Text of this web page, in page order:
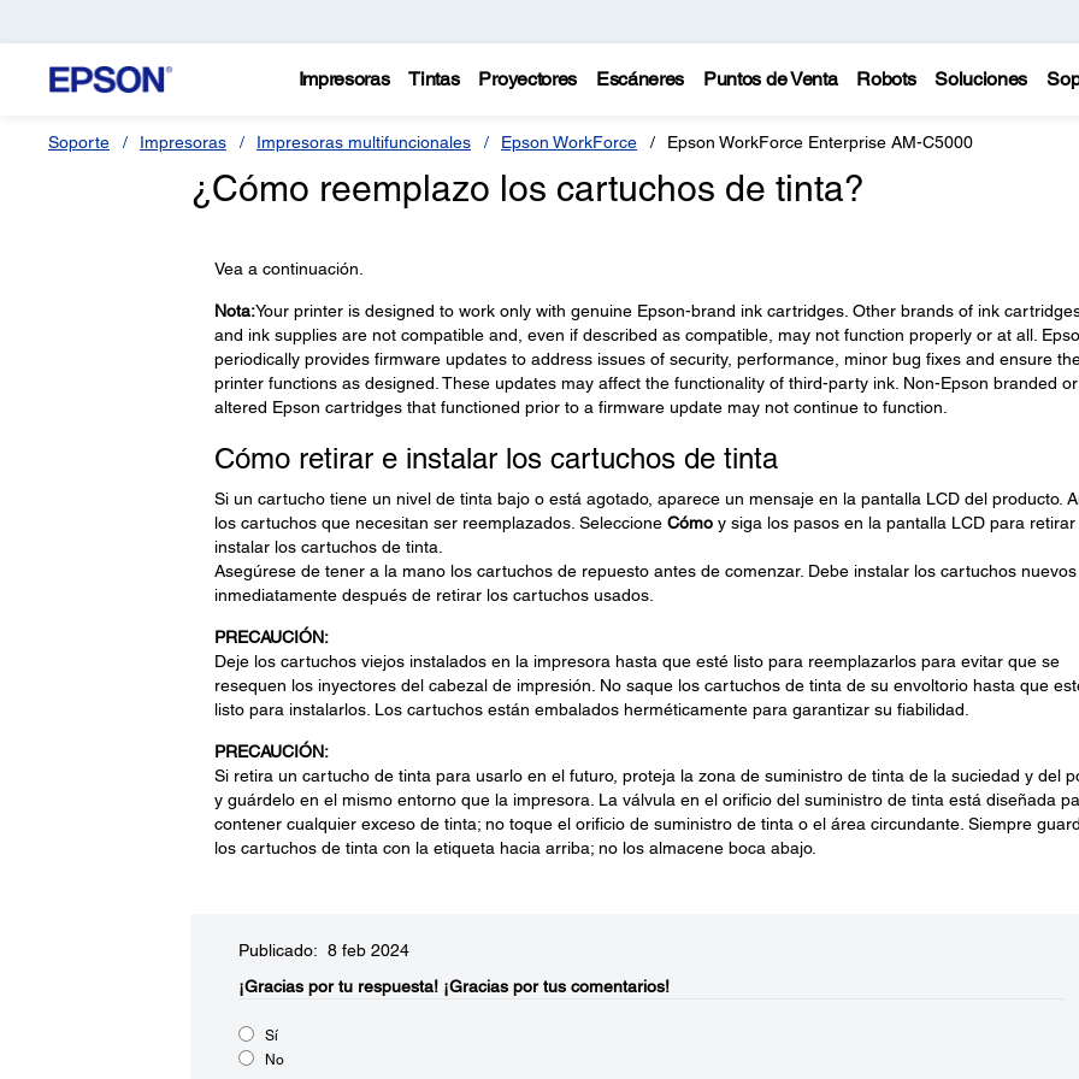
Impresoras Tintas Proyectores Escáneres Puntos de Venta Robots Soluciones
Soporte Impresoras Impresoras multifuncionales Epson WorkForce Epson WorkForce Enterprise AM-C5000
¿Cómo reemplazo los cartuchos de tinta?
Vea a continuación.
Nota:Your printer is designed to work only with genuine Epson-brand ink cartridges. Other brands of ink
and ink supplies are not compatible and, even if described as compatible, may not function properly or at all.
periodically provides firmware updates to address issues of security, performance, minor bug fixes and ensure
printer functions as designed. These updates may affect the functionality of third-party ink. Non-Epson branded or
altered Epson cartridges that functioned prior to a firmware update may not continue to function.
Cómo retirar e instalar los cartuchos de tinta
Si un cartucho tiene un nivel de tinta bajo o está agotado, aparece un mensaje en la pantalla LCD del producto.
los cartuchos que necesitan ser reemplazados. Seleccione Cómoy siga los pasos en la pantalla LCD para retirar
instalar los cartuchos de tinta.
Asegúrese de tener a la mano los cartuchos de repuesto antes de comenzar. Debe instalar los cartuchos nuevos
inmediatamente después de retirar los cartuchos usados.
PRECAUCIÓN:
Deje los cartuchos viejos instalados en la impresora hasta que esté listo para reemplazarlos para evitar que se
resequen los inyectores del cabezal de impresión. No saque los cartuchos de tinta de su envoltorio hasta que
listo para instalarlos. Los cartuchos están embalados herméticamente para garantizar su fiabilidad.
PRECAUCIÓN:
Si retira un cartucho de tinta para usarlo en el futuro, proteja la zona de suministro de tinta de la suciedad y del
y guárdelo en el mismo entorno que la impresora. La válvula en el orificio del suministro de tinta está diseñada
contener cualquier exceso de tinta; no toque el orificio de suministro de tinta o el área circundante. Siempre
los cartuchos de tinta con la etiqueta hacia arriba; no los almacene boca abajo.
Publicado: 8 feb 2024
¡Gracias por tu respuesta! ¡Gracias por tus comentarios!
Sí
No